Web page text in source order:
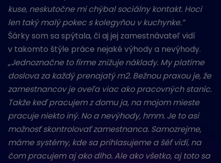
kuse, neskutočne mi chýbal sociálny kontakt. Hoci
len taký malý pokec s kolegyňou v kuchynke.”
Šárky som sa spýtala, či aj jej zamestnávateľ vidí
v takomto štýle práce nejaké výhody a nevýhody.
„Jednoznačne to firme znižuje náklady. My platíme
doslova za každý prenajatý m2. Bežnou praxou je, že
zamestnancov je oveľa viac ako pracovných staníc.
Takže keď pracujem z domu ja, na mojom mieste
pracuje niekto iný. No a nevýhody, hmm. Je to asi
možnosť skontrolovať zamestnanca. Samozrejme,
máme systémy, kde sa prihlasujeme a šéf vidí, na
čom pracujem aj ako dlho. Ale ako všetko, aj toto sa